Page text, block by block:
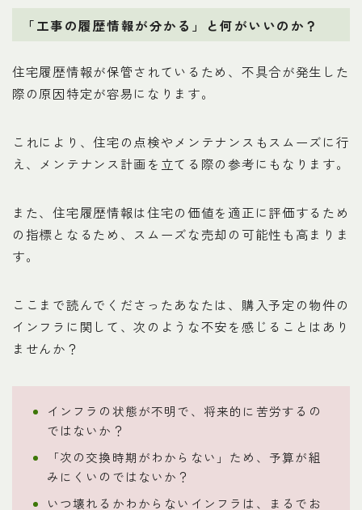
「工事の履歴情報が分かる」と何がいいのか？
住宅履歴情報が保管されているため、不具合が発生した
際の原因特定が容易になります。
これにより、住宅の点検やメンテナンスもスムーズに行
え、メンテナンス計画を立てる際の参考にもなります。
また、住宅履歴情報は住宅の価値を適正に評価するため
の指標となるため、スムーズな売却の可能性も高まりま
す。
ここまで読んでくださったあなたは、購入予定の物件の
インフラに関して、次のような不安を感じることはあり
ませんか？
インフラの状態が不明で、将来的に苦労するの
ではないか？
「次の交換時期がわからない」ため、予算が組
みにくいのではないか？
いつ壊れるかわからないインフラは、まるでお